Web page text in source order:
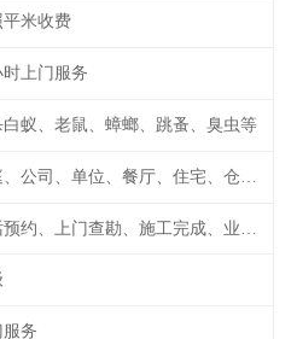
米收费
时上门服务
白蚁、老鼠、蟑螂、跳蚤、臭虫等
服务